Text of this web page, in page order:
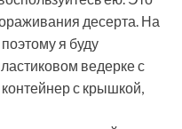
десерта. На
я буду
ведерке с
с крышкой,